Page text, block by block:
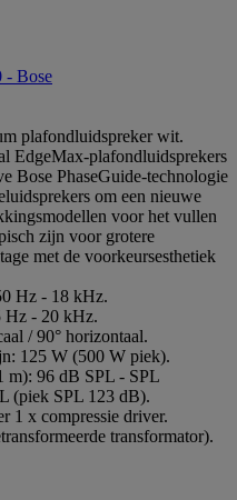
- Bose
plafondluidspreker wit.
EdgeMax-plafondluidsprekers
Bose PhaseGuide-technologie
om een nieuwe
voor het vullen
zijn voor grotere
met de voorkeursesthetiek
Hz - 18 kHz.
Hz - 20 kHz.
/ 90° horizontaal.
125 W (500 W piek).
m): 96 dB SPL - SPL
(piek SPL 123 dB).
1 x compressie driver.
transformator).